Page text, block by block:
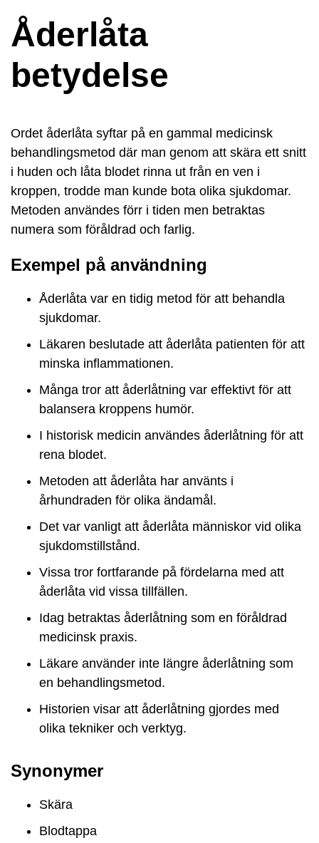
Åderlåta
betydelse
Ordet åderlåta syftar på en gammal medicinsk
behandlingsmetod där man genom att skära ett snitt
i huden och låta blodet rinna ut från en ven i
kroppen, trodde man kunde bota olika sjukdomar.
Metoden användes förr i tiden men betraktas
numera som föråldrad och farlig.
Exempel på användning
Åderlåta var en tidig metod för att behandla
sjukdomar.
Läkaren beslutade att åderlåta patienten för att
minska inflammationen.
Många tror att åderlåtning var effektivt för att
balansera kroppens humör.
I historisk medicin användes åderlåtning för att
rena blodet.
Metoden att åderlåta har använts i
århundraden för olika ändamål.
Det var vanligt att åderlåta människor vid olika
sjukdomstillstånd.
Vissa tror fortfarande på fördelarna med att
åderlåta vid vissa tillfällen.
Idag betraktas åderlåtning som en föråldrad
medicinsk praxis.
Läkare använder inte längre åderlåtning som
en behandlingsmetod.
Historien visar att åderlåtning gjordes med
olika tekniker och verktyg.
Synonymer
Skära
Blodtappa